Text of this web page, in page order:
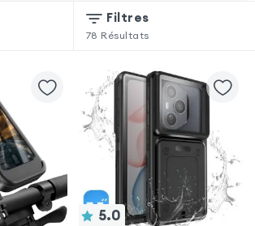
Filtres
78 Résultats
5.0